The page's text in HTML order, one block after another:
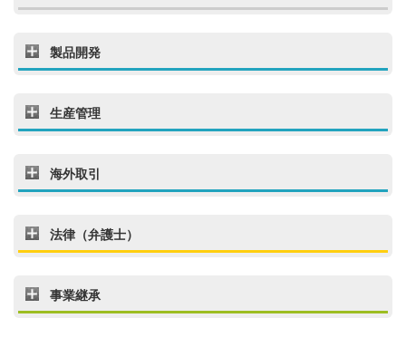
製品開発
生産管理
海外取引
法律（弁護士）
事業継承